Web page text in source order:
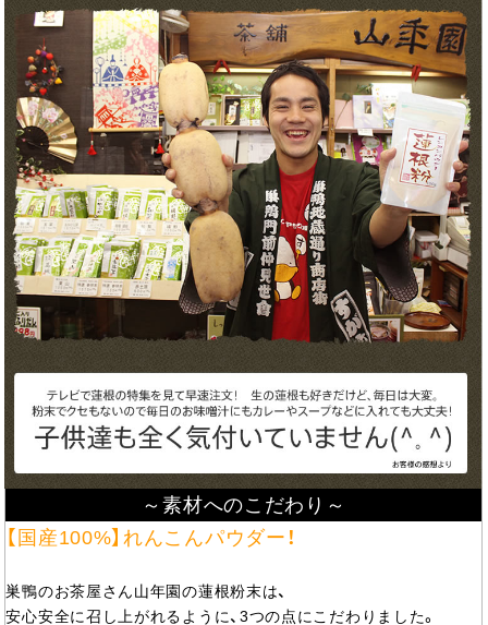
～素材へのこだわり～
【国産100%】れんこんパウダー！
巣鴨のお茶屋さん山年園の蓮根粉末は、
安心安全に召し上がれるように、3つの点にこだわりました。